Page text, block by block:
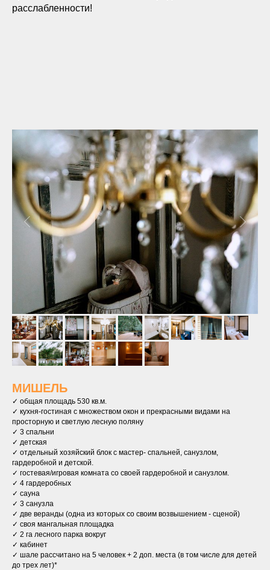
расслабленности!
МИШЕЛЬ
✓ общая площадь 530 кв.м.
✓ кухня-гостиная с множеством окон и прекрасными видами на
просторную и светлую лесную поляну
✓ 3 спальни
✓ детская
✓ отдельный хозяйский блок с мастер- спальней, санузлом,
гардеробной и детской.
✓ гостевая/игровая комната со своей гардеробной и санузлом.
✓ 4 гардеробных
✓ сауна
✓ 3 санузла
✓ две веранды (одна из которых со своим возвышением - сценой)
✓ своя мангальная площадка
✓ 2 га лесного парка вокруг
✓ кабинет
✓ шале рассчитано на 5 человек + 2 доп. места (в том числе для детей
до трех лет)*